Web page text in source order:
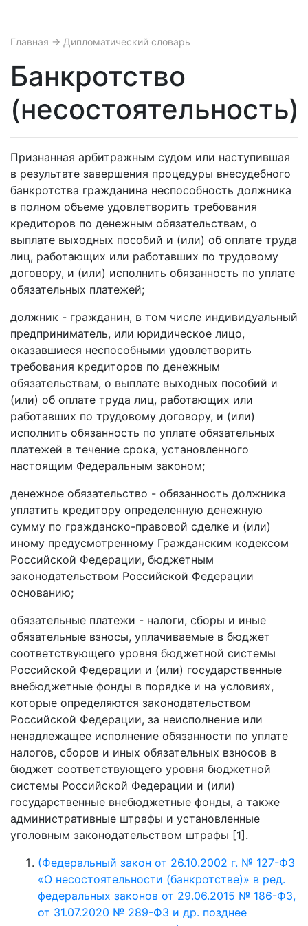
Главная → Дипломатический словарь
Банкротство
(несостоятельность)
Признанная арбитражным судом или наступившая
в результате завершения процедуры внесудебного
банкротства гражданина неспособность должника
в полном объеме удовлетворить требования
кредиторов по денежным обязательствам, о
выплате выходных пособий и (или) об оплате труда
лиц, работающих или работавших по трудовому
договору, и (или) исполнить обязанность по уплате
обязательных платежей;
должник - гражданин, в том числе индивидуальный
предприниматель, или юридическое лицо,
оказавшиеся неспособными удовлетворить
требования кредиторов по денежным
обязательствам, о выплате выходных пособий и
(или) об оплате труда лиц, работающих или
работавших по трудовому договору, и (или)
исполнить обязанность по уплате обязательных
платежей в течение срока, установленного
настоящим Федеральным законом;
денежное обязательство - обязанность должника
уплатить кредитору определенную денежную
сумму по гражданско-правовой сделке и (или)
иному предусмотренному Гражданским кодексом
Российской Федерации, бюджетным
законодательством Российской Федерации
основанию;
обязательные платежи - налоги, сборы и иные
обязательные взносы, уплачиваемые в бюджет
соответствующего уровня бюджетной системы
Российской Федерации и (или) государственные
внебюджетные фонды в порядке и на условиях,
которые определяются законодательством
Российской Федерации, за неисполнение или
ненадлежащее исполнение обязанности по уплате
налогов, сборов и иных обязательных взносов в
бюджет соответствующего уровня бюджетной
системы Российской Федерации и (или)
государственные внебюджетные фонды, а также
административные штрафы и установленные
уголовным законодательством штрафы [1].
(Федеральный закон от 26.10.2002 г. № 127-ФЗ
«О несостоятельности (банкротстве)» в ред.
федеральных законов от 29.06.2015 № 186-ФЗ,
от 31.07.2020 № 289-ФЗ и др. позднее